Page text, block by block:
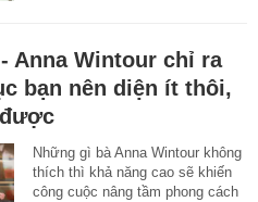
Anna Wintour chỉ ra
bạn nên diện ít thôi,
Những gì bà Anna Wintour không
thích thì khả năng cao sẽ khiến
công cuộc nâng tầm phong cách